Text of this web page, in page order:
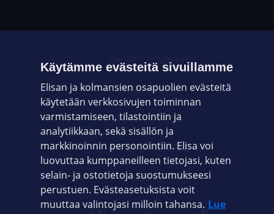
OHJEET JA VINKIT
OMAYHTEISÖ
VIANSELVITYS
ASIAKASPALVELU
ELISA.FI
Käytämme evästeitä sivuillamme
Elisan ja kolmansien osapuolien evästeitä
käytetään verkkosivujen toiminnan
varmistamiseen, tilastointiin ja
analytiikkaan, sekä sisällön ja
markkinoinnin personointiin. Elisa voi
luovuttaa kumppaneilleen tietojasi, kuten
selain- ja ostotietoja suostumukseesi
perustuen. Evästeasetuksista voit
muuttaa valintojasi milloin tahansa. Lue